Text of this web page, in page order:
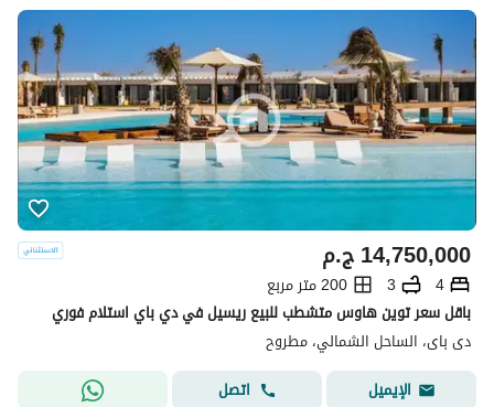
ج.م14,750,000
4
3
200 متر مربع
باقل سعر توين هاوس متشطب للبيع ريسيل في دي باي استلام فوري
دى باى، الساحل الشمالي، مطروح
الإيميل
اتصل